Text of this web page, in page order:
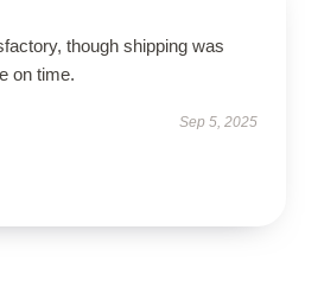
though shipping was
on time.
Sep 5, 2025